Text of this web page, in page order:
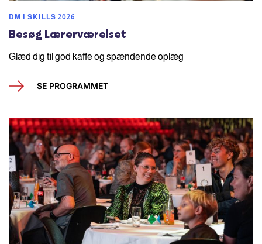
DM I SKILLS 2026
Besøg Lærerværelset
Glæd dig til god kaffe og spændende oplæg
SE PROGRAMMET